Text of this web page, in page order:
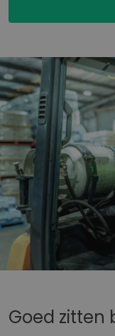
Goed zitten